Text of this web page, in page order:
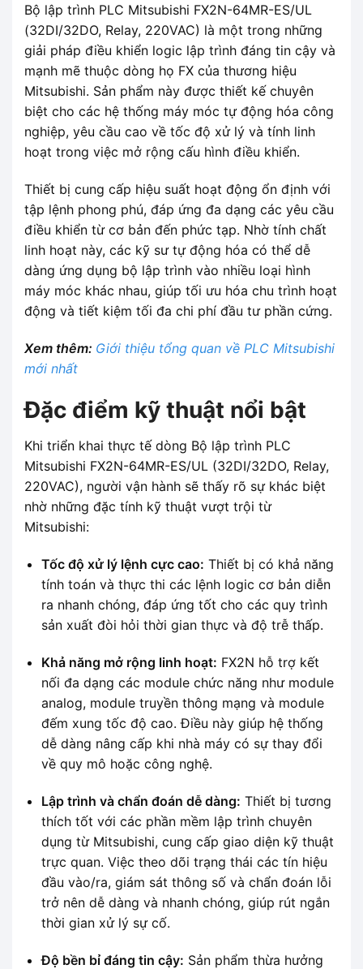
Bộ lập trình PLC Mitsubishi FX2N-64MR-ES/UL
(32DI/32DO, Relay, 220VAC) là một trong những
giải pháp điều khiển logic lập trình đáng tin cậy và
mạnh mẽ thuộc dòng họ FX của thương hiệu
Mitsubishi. Sản phẩm này được thiết kế chuyên
biệt cho các hệ thống máy móc tự động hóa công
nghiệp, yêu cầu cao về tốc độ xử lý và tính linh
hoạt trong việc mở rộng cấu hình điều khiển.
Thiết bị cung cấp hiệu suất hoạt động ổn định với
tập lệnh phong phú, đáp ứng đa dạng các yêu cầu
điều khiển từ cơ bản đến phức tạp. Nhờ tính chất
linh hoạt này, các kỹ sư tự động hóa có thể dễ
dàng ứng dụng bộ lập trình vào nhiều loại hình
máy móc khác nhau, giúp tối ưu hóa chu trình hoạt
động và tiết kiệm tối đa chi phí đầu tư phần cứng.
Xem thêm: Giới thiệu tổng quan về PLC Mitsubishi
mới nhất
Đặc điểm kỹ thuật nổi bật
Khi triển khai thực tế dòng Bộ lập trình PLC
Mitsubishi FX2N-64MR-ES/UL (32DI/32DO, Relay,
220VAC), người vận hành sẽ thấy rõ sự khác biệt
nhờ những đặc tính kỹ thuật vượt trội từ
Mitsubishi:
Tốc độ xử lý lệnh cực cao: Thiết bị có khả năng
tính toán và thực thi các lệnh logic cơ bản diễn
ra nhanh chóng, đáp ứng tốt cho các quy trình
sản xuất đòi hỏi thời gian thực và độ trễ thấp.
Khả năng mở rộng linh hoạt: FX2N hỗ trợ kết
nối đa dạng các module chức năng như module
analog, module truyền thông mạng và module
đếm xung tốc độ cao. Điều này giúp hệ thống
dễ dàng nâng cấp khi nhà máy có sự thay đổi
về quy mô hoặc công nghệ.
Lập trình và chẩn đoán dễ dàng: Thiết bị tương
thích tốt với các phần mềm lập trình chuyên
dụng từ Mitsubishi, cung cấp giao diện kỹ thuật
trực quan. Việc theo dõi trạng thái các tín hiệu
đầu vào/ra, giám sát thông số và chẩn đoán lỗi
trở nên dễ dàng và nhanh chóng, giúp rút ngắn
thời gian xử lý sự cố.
Độ bền bỉ đáng tin cậy: Sản phẩm thừa hưởng